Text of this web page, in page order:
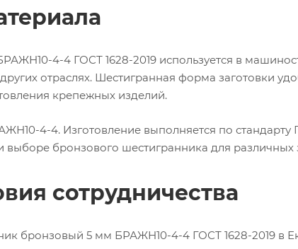
4-4 ГОСТ 1628-2019 используется в
отраслях. Шестигранная форма заготовки
крепежных изделий.
4-4. Изготовление выполняется по стандарту
выборе бронзового шестигранника для различных
сотрудничества
бронзовый 5 мм БРАЖН10-4-4 ГОСТ 1628-2019 в